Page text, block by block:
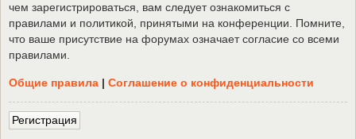
чем зарегистрироваться, вам следует ознакомиться с
правилами и политикой, принятыми на конференции. Помните,
что ваше присутствие на форумах означает согласие со всеми
правилами.
Общие правила | Соглашение о конфиденциальности
Регистрация